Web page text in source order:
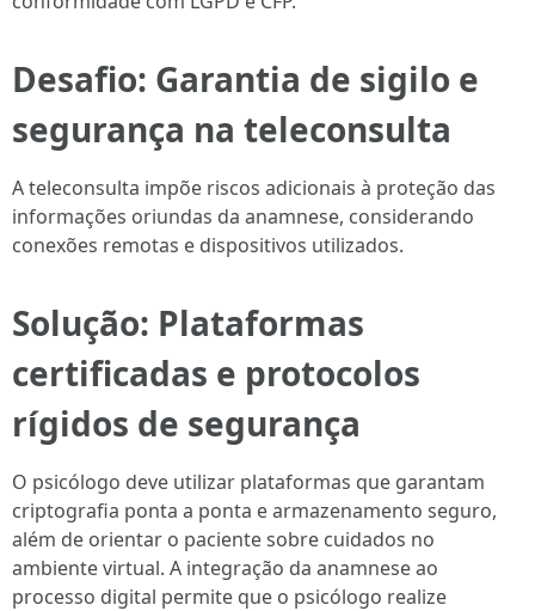
Desafio: Garantia de sigilo e
segurança na teleconsulta
A teleconsulta impõe riscos adicionais à proteção das
informações oriundas da anamnese, considerando
conexões remotas e dispositivos utilizados.
Solução: Plataformas
certificadas e protocolos
rígidos de segurança
O psicólogo deve utilizar plataformas que garantam
criptografia ponta a ponta e armazenamento seguro,
além de orientar o paciente sobre cuidados no
ambiente virtual. A integração da anamnese ao
processo digital permite que o psicólogo realize